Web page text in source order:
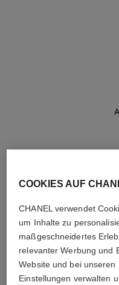
COOKIES AUF
CHANEL verwendet
um Inhalte zu
maßgeschneidertes
relevanter Werbung und
Website und bei
Einstellungen verwalten